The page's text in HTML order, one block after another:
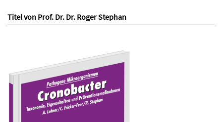
Titel von Prof. Dr. Dr. Roger Stephan